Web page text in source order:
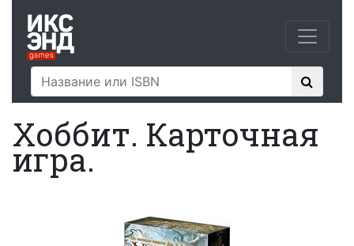
Хоббит. Карточная
игра.